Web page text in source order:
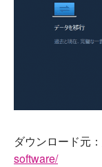
ダウンロード元：
software/